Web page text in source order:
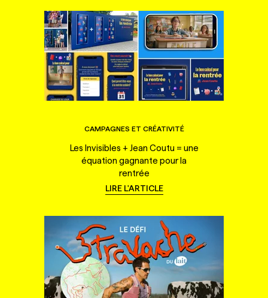
CAMPAGNES ET CRÉATIVITÉ
Les Invisibles + Jean Coutu = une
équation gagnante pour la
rentrée
LIRE L'ARTICLE